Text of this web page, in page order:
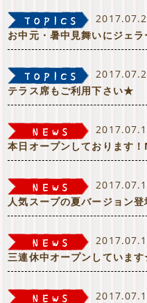
お中元・暑中見舞いにジェ
テラス席もご利用下さい★
本日オープンしております
人気スープの夏バージョン
三連休中オープンしていま